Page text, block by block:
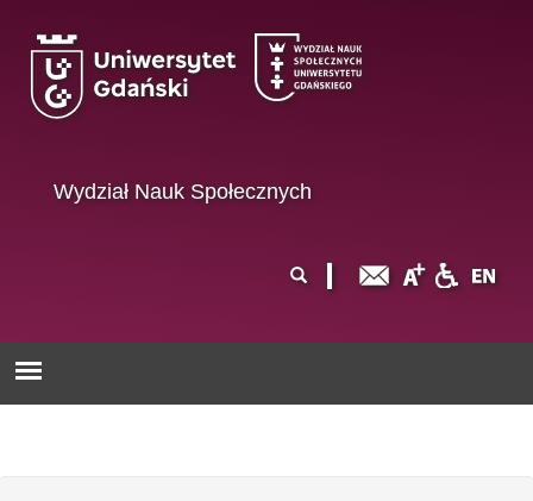
Wydział Nauk Społecznych
wyszukiwania